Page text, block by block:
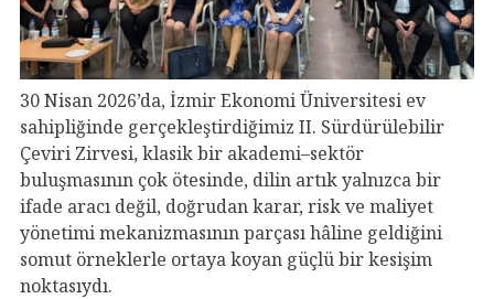
30 Nisan 2026’da, İzmir Ekonomi Üniversitesi ev
sahipliğinde gerçekleştirdiğimiz II. Sürdürülebilir
Çeviri Zirvesi, klasik bir akademi–sektör
buluşmasının çok ötesinde, dilin artık yalnızca bir
ifade aracı değil, doğrudan karar, risk ve maliyet
yönetimi mekanizmasının parçası hâline geldiğini
somut örneklerle ortaya koyan güçlü bir kesişim
noktasıydı.